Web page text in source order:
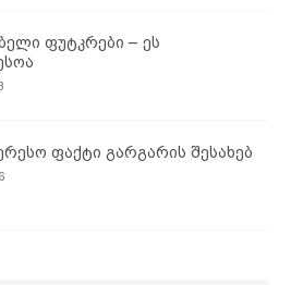
ფუტკრები – ეს
ფაქტი გარგარის შესახებ